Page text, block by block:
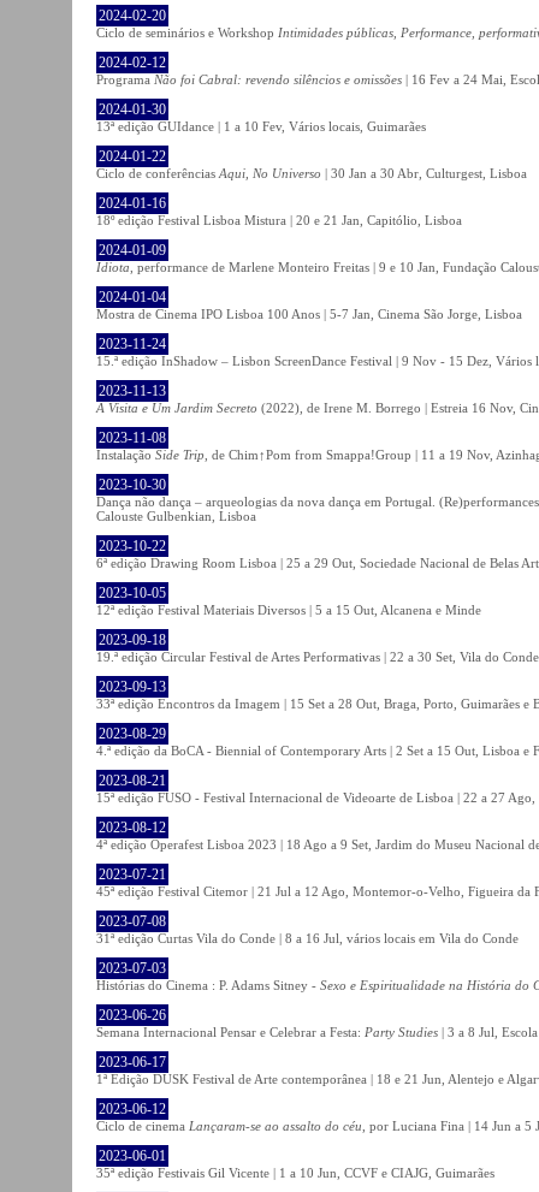
2024-02-20
Ciclo de seminários e Workshop Intimidades públicas, Performance,
2024-02-12
Programa Não foi Cabral: revendo silêncios e omissões | 16 Fev a 24 Mai,
2024-01-30
13ª edição GUIdance | 1 a 10 Fev, Vários locais, Guimarães
2024-01-22
Ciclo de conferências Aqui, No Universo | 30 Jan a 30 Abr, Culturgest, Lisboa
2024-01-16
18º edição Festival Lisboa Mistura | 20 e 21 Jan, Capitólio, Lisboa
2024-01-09
Idiota , performance de Marlene Monteiro Freitas | 9 e 10 Jan, Fundação
2024-01-04
Mostra de Cinema IPO Lisboa 100 Anos | 5-7 Jan, Cinema São Jorge, Lisboa
2023-11-24
15.ª edição InShadow – Lisbon ScreenDance Festival | 9 Nov - 15 Dez, Vários
2023-11-13
A Visita e Um Jardim Secreto (2022), de Irene M. Borrego | Estreia 16 Nov,
2023-11-08
Instalação Side Trip , de Chim↑Pom from Smappa!Group | 11 a 19 Nov,
2023-10-30
Dança não dança – arqueologias da nova dança em Portugal.
Calouste Gulbenkian, Lisboa
2023-10-22
6ª edição Drawing Room Lisboa | 25 a 29 Out, Sociedade Nacional de Belas
2023-10-05
12ª edição Festival Materiais Diversos | 5 a 15 Out, Alcanena e Minde
2023-09-18
19.ª edição Circular Festival de Artes Performativas | 22 a 30 Set, Vila do Conde
2023-09-13
33ª edição Encontros da Imagem | 15 Set a 28 Out, Braga, Porto, Guimarães e
2023-08-29
4.ª edição da BoCA - Biennial of Contemporary Arts | 2 Set a 15 Out, Lisboa e
2023-08-21
15ª edição FUSO - Festival Internacional de Videoarte de Lisboa | 22 a 27
2023-08-12
4ª edição Operafest Lisboa 2023 | 18 Ago a 9 Set, Jardim do Museu Nacional
2023-07-21
45ª edição Festival Citemor | 21 Jul a 12 Ago, Montemor-o-Velho, Figueira da
2023-07-08
31ª edição Curtas Vila do Conde | 8 a 16 Jul, vários locais em Vila do Conde
2023-07-03
Histórias do Cinema : P. Adams Sitney - Sexo e Espiritualidade na História do
2023-06-26
Semana Internacional Pensar e Celebrar a Festa: Party Studies | 3 a 8 Jul,
2023-06-17
1ª Edição DUSK Festival de Arte contemporânea | 18 e 21 Jun, Alentejo e
2023-06-12
Ciclo de cinema Lançaram-se ao assalto do céu , por Luciana Fina | 14 Jun a 5
2023-06-01
35ª edição Festivais Gil Vicente | 1 a 10 Jun, CCVF e CIAJG, Guimarães